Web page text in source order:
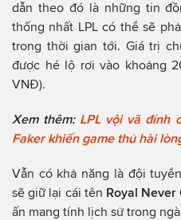
dẫn theo đó là những tin
thống nhất LPL có thể sẽ
trong thời gian tới. Giá trị
được hé lộ rơi vào khoảng
VNĐ).
Xem thêm: LPL vội vã đính
Faker khiến game thủ hài
Vẫn có khả năng là đội
sẽ giữ lại cái tên Royal Never
ấn mang tính lịch sử trong